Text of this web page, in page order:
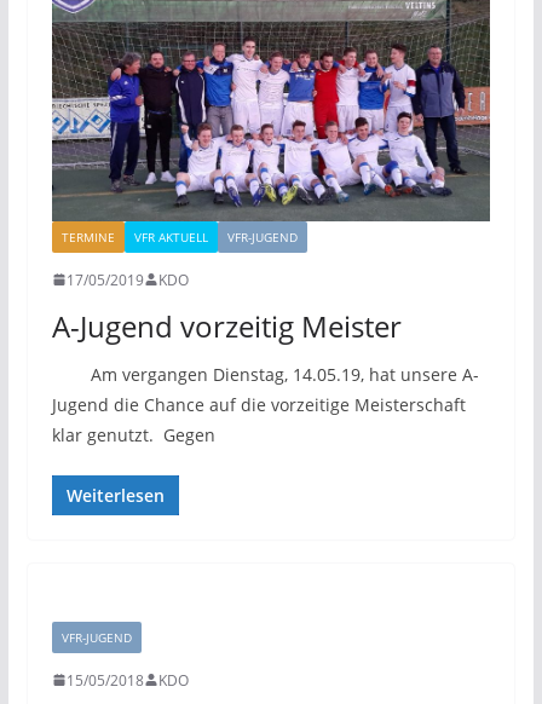
TERMINE VFR AKTUELL VFR-JUGEND
17/05/2019 KDO
A-Jugend vorzeitig Meister
Am vergangen Dienstag, 14.05.19, hat unsere A-
Jugend die Chance auf die vorzeitige Meisterschaft
klar genutzt. Gegen
Weiterlesen
VFR-JUGEND
15/05/2018 KDO